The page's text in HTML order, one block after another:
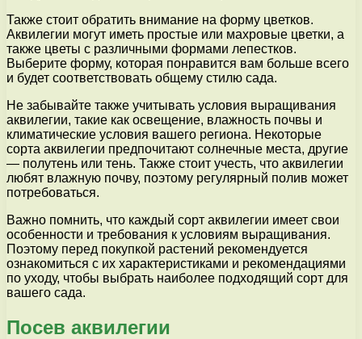
Также стоит обратить внимание на форму цветков.
Аквилегии могут иметь простые или махровые цветки, а
также цветы с различными формами лепестков.
Выберите форму, которая понравится вам больше всего
и будет соответствовать общему стилю сада.
Не забывайте также учитывать условия выращивания
аквилегии, такие как освещение, влажность почвы и
климатические условия вашего региона. Некоторые
сорта аквилегии предпочитают солнечные места, другие
— полутень или тень. Также стоит учесть, что аквилегии
любят влажную почву, поэтому регулярный полив может
потребоваться.
Важно помнить, что каждый сорт аквилегии имеет свои
особенности и требования к условиям выращивания.
Поэтому перед покупкой растений рекомендуется
ознакомиться с их характеристиками и рекомендациями
по уходу, чтобы выбрать наиболее подходящий сорт для
вашего сада.
Посев аквилегии